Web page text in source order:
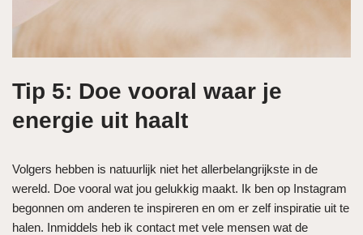
Tip 5: Doe vooral waar je
energie uit haalt
Volgers hebben is natuurlijk niet het allerbelangrijkste in de
wereld. Doe vooral wat jou gelukkig maakt. Ik ben op Instagram
begonnen om anderen te inspireren en om er zelf inspiratie uit te
halen. Inmiddels heb ik contact met vele mensen wat de